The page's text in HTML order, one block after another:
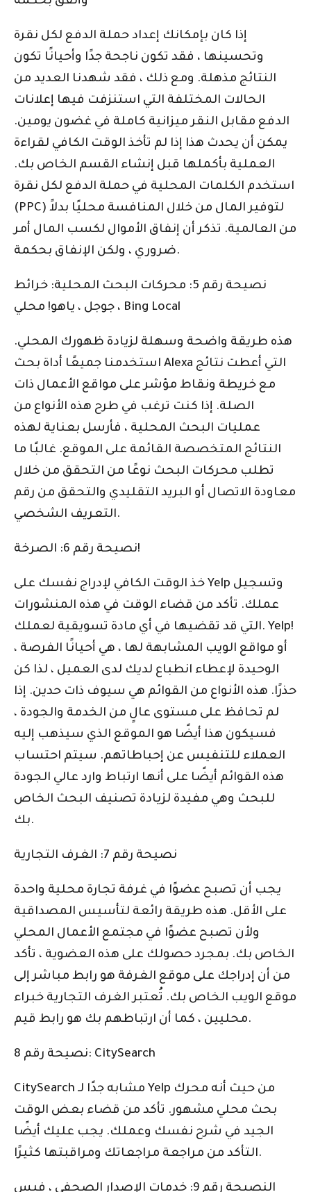
إذا كان بإمكانك إعداد حملة الدفع لكل نقرة
وتحسينها ، فقد تكون ناجحة جدًا وأحيانًا تكون
النتائج مذهلة. ومع ذلك ، فقد شهدنا العديد من
الحالات المختلفة التي استنزفت فيها إعلانات
الدفع مقابل النقر ميزانية كاملة في غضون يومين.
يمكن أن يحدث هذا إذا لم تأخذ الوقت الكافي لقراءة
العملية بأكملها قبل إنشاء القسم الخاص بك.
استخدم الكلمات المحلية في حملة الدفع لكل نقرة
(PPC) لتوفير المال من خلال المنافسة محليًا بدلاً
من العالمية. تذكر أن إنفاق الأموال لكسب المال أمر
ضروري ، ولكن الإنفاق بحكمة.
نصيحة رقم 5: محركات البحث المحلية: خرائط
جوجل ، ياهو! محلي ، Bing Local
هذه طريقة واضحة وسهلة لزيادة ظهورك المحلي.
استخدمنا جميعًا أداة بحث Alexa التي أعطت نتائج
مع خريطة ونقاط مؤشر على مواقع الأعمال ذات
الصلة. إذا كنت ترغب في طرح هذه الأنواع من
عمليات البحث المحلية ، فأرسل بعناية لهذه
النتائج المتخصصة القائمة على الموقع. غالبًا ما
تطلب محركات البحث نوعًا من التحقق من خلال
معاودة الاتصال أو البريد التقليدي والتحقق من رقم
التعريف الشخصي.
نصيحة رقم 6: الصرخة!
خذ الوقت الكافي لإدراج نفسك على Yelp وتسجيل
عملك. تأكد من قضاء الوقت في هذه المنشورات
التي قد تقضيها في أي مادة تسويقية لعملك. Yelp!
، أو مواقع الويب المشابهة لها ، هي أحيانًا الفرصة
الوحيدة لإعطاء انطباع لديك لدى العميل ، لذا كن
حذرًا. هذه الأنواع من القوائم هي سيوف ذات حدين. إذا
لم تحافظ على مستوى عالٍ من الخدمة والجودة ،
فسيكون هذا أيضًا هو الموقع الذي سيذهب إليه
العملاء للتنفيس عن إحباطاتهم. سيتم احتساب
هذه القوائم أيضًا على أنها ارتباط وارد عالي الجودة
للبحث وهي مفيدة لزيادة تصنيف البحث الخاص
بك.
نصيحة رقم 7: الغرف التجارية
يجب أن تصبح عضوًا في غرفة تجارة محلية واحدة
على الأقل. هذه طريقة رائعة لتأسيس المصداقية
ولأن تصبح عضوًا في مجتمع الأعمال المحلي
الخاص بك. بمجرد حصولك على هذه العضوية ، تأكد
من أن إدراجك على موقع الغرفة هو رابط مباشر إلى
موقع الويب الخاص بك. تُعتبر الغرف التجارية خبراء
محليين ، كما أن ارتباطهم بك هو رابط قيم.
نصيحة رقم 8: CitySearch
CitySearch مشابه جدًا لـ Yelp من حيث أنه محرك
بحث محلي مشهور. تأكد من قضاء بعض الوقت
الجيد في شرح نفسك وعملك. يجب عليك أيضًا
التأكد من مراجعة مراجعاتك ومراقبتها كثيرًا.
النصيحة رقم 9: خدمات الإصدار الصحفي ، فيس